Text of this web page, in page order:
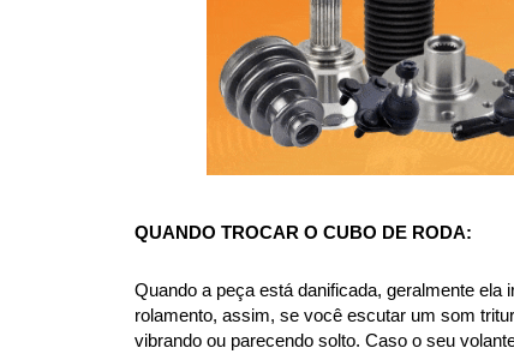
QUANDO TROCAR O CUBO DE RODA:
Quando a peça está danificada, geralmente
rolamento, assim, se você escutar um som
vibrando ou parecendo solto. Caso o seu